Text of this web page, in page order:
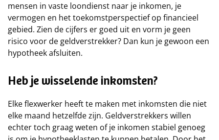
mensen in vaste loondienst naar je inkomen, je
vermogen en het toekomstperspectief op financieel
gebied. Zien de cijfers er goed uit en vorm je geen
risico voor de geldverstrekker? Dan kun je gewoon een
hypotheek afsluiten.
Heb je wisselende inkomsten?
Elke flexwerker heeft te maken met inkomsten die niet
elke maand hetzelfde zijn. Geldverstrekkers willen
echter toch graag weten of je inkomen stabiel genoeg